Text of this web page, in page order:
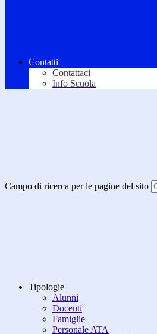
Contatti
Contattaci
Info Scuola
Campo di ricerca per le pagine del sito
Tipologie
Alunni
Docenti
Famiglie
Personale ATA